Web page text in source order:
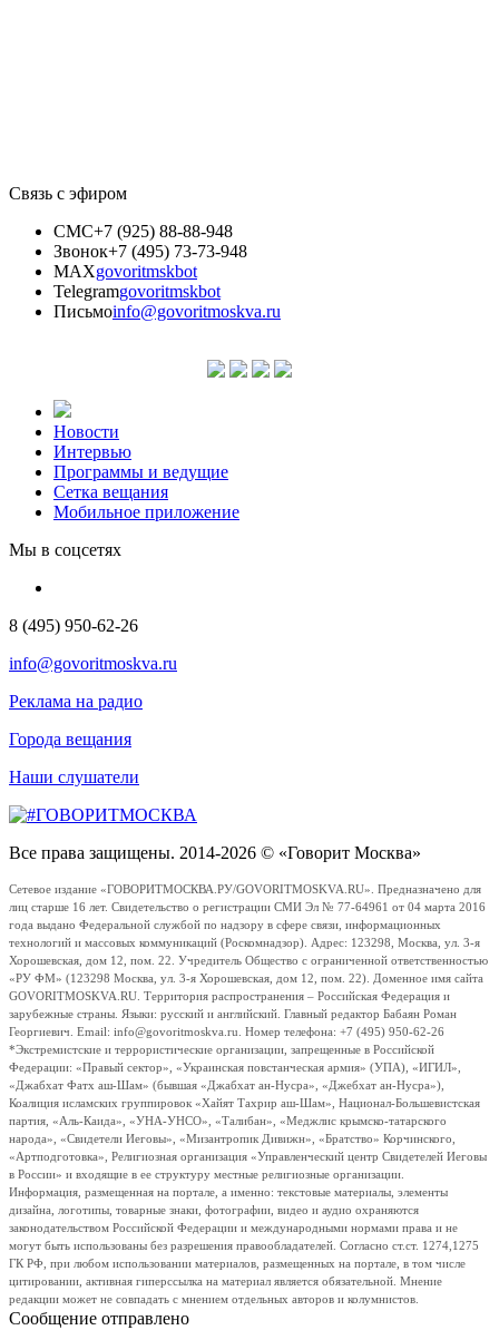
Связь с эфиром
СМС+7 (925) 88-88-948
Звонок+7 (495) 73-73-948
MAXgovoritmskbot
Telegramgovoritmskbot
Письмоinfo@govoritmoskva.ru
Новости
Интервью
Программы и ведущие
Сетка вещания
Мобильное приложение
Мы в соцсетях
8 (495) 950-62-26
info@govoritmoskva.ru
Реклама на радио
Города вещания
Наши слушатели
Все права защищены. 2014-2026 © «Говорит Москва»
Сетевое издание «ГОВОРИТМОСКВА.РУ/GOVORITMOSKVA.RU». Предназначено для
лиц старше 16 лет. Свидетельство о регистрации СМИ Эл № 77-64961 от 04 марта 2016
года выдано Федеральной службой по надзору в сфере связи, информационных
технологий и массовых коммуникаций (Роскомнадзор). Адрес: 123298, Москва, ул. 3-я
Хорошевская, дом 12, пом. 22. Учредитель Общество с ограниченной ответственностью
«РУ ФМ» (123298 Москва, ул. 3-я Хорошевская, дом 12, пом. 22). Доменное имя сайта
GOVORITMOSKVA.RU. Территория распространения – Российская Федерация и
зарубежные страны. Языки: русский и английский. Главный редактор Бабаян Роман
Георгиевич. Email: info@govoritmoskva.ru. Номер телефона: +7 (495) 950-62-26
*Экстремистские и террористические организации, запрещенные в Российской
Федерации: «Правый сектор», «Украинская повстанческая армия» (УПА), «ИГИЛ»,
«Джабхат Фатх аш-Шам» (бывшая «Джабхат ан-Нусра», «Джебхат ан-Нусра»),
Коалиция исламских группировок «Хайят Тахрир аш-Шам», Национал-Большевистская
партия, «Аль-Каида», «УНА-УНСО», «Талибан», «Меджлис крымско-татарского
народа», «Свидетели Иеговы», «Мизантропик Дивижн», «Братство» Корчинского,
«Артподготовка», Религиозная организация «Управленческий центр Свидетелей Иеговы
в России» и входящие в ее структуру местные религиозные организации.
Информация, размещенная на портале, а именно: текстовые материалы, элементы
дизайна, логотипы, товарные знаки, фотографии, видео и аудио охраняются
законодательством Российской Федерации и международными нормами права и не
могут быть использованы без разрешения правообладателей. Согласно ст.ст. 1274,1275
ГК РФ, при любом использовании материалов, размещенных на портале, в том числе
цитировании, активная гиперссылка на материал является обязательной. Мнение
редакции может не совпадать с мнением отдельных авторов и колумнистов.
Сообщение отправлено